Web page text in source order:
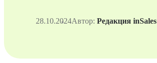
28.10.2024Автор: Редакция inSales